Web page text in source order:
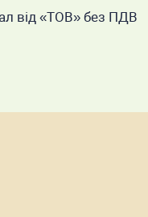
від «ТОВ» без ПДВ